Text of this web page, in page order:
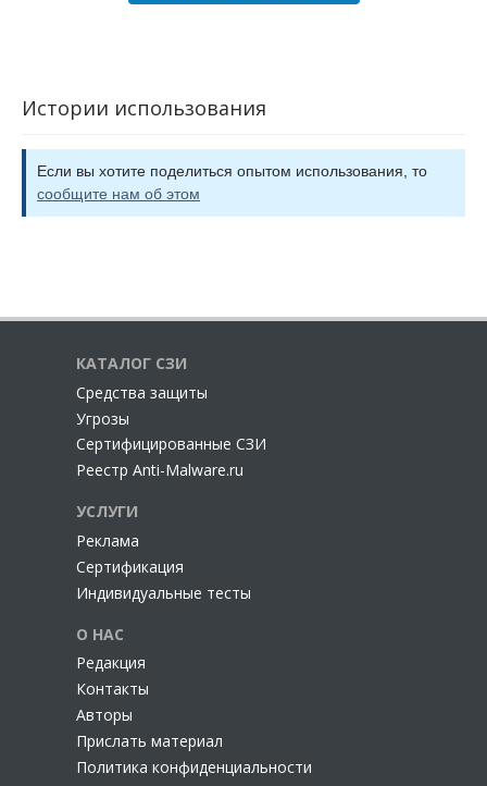
Истории использования
Если вы хотите поделиться опытом использования, то
сообщите нам об этом
КАТАЛОГ СЗИ
Cредства защиты
Угрозы
Сертифицированные СЗИ
Реестр Anti-Malware.ru
УСЛУГИ
Реклама
Сертификация
Индивидуальные тесты
О НАС
Редакция
Контакты
Авторы
Прислать материал
Политика конфиденциальности